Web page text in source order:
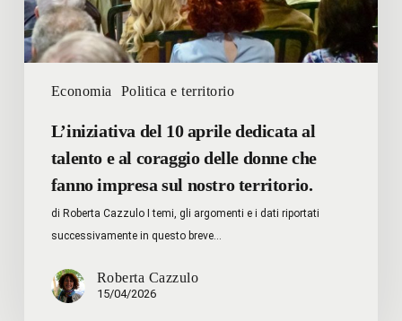
Economia Politica e territorio
al
coraggio
delle
fanno
impresa
nostro
territorio.
L’iniziativa del 10 aprile dedicata al
talento e al coraggio delle donne che
fanno impresa sul nostro territorio.
di Roberta Cazzulo I temi, gli argomenti e i dati riportati
successivamente in questo breve…
Roberta Cazzulo
15/04/2026